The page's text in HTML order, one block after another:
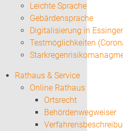
Leichte Sprache
Gebärdensprache
Digitalisierung in
Testmöglichkeiten
Rathaus & Service
Online Rathaus
Ortsrecht
Behördenwegweiser